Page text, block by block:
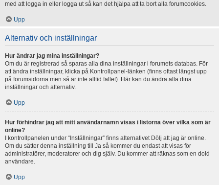
med att logga in eller logga ut så kan det hjälpa att ta bort alla forumcookies.
Upp
Alternativ och inställningar
Hur ändrar jag mina inställningar?
Om du är registrerad så sparas alla dina inställningar i forumets databas. För
att ändra inställningar, klicka på Kontrollpanel-länken (finns oftast längst upp
på forumsidorna men så är inte alltid fallet). Här kan du ändra alla dina
inställningar och alternativ.
Upp
Hur förhindrar jag att mitt användarnamn visas i listorna över vilka som är
online?
I kontrollpanelen under “Inställningar” finns alternativet Dölj att jag är online.
Om du sätter denna inställning till Ja så kommer du endast att visas för
administratörer, moderatorer och dig själv. Du kommer att räknas som en dold
användare.
Upp